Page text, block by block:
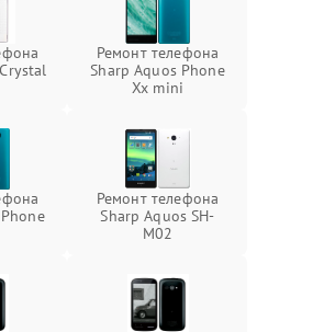
Ремонт телефона
Sharp Aquos Phone
Xx mini
Ремонт телефона
Sharp Aquos SH-
M02